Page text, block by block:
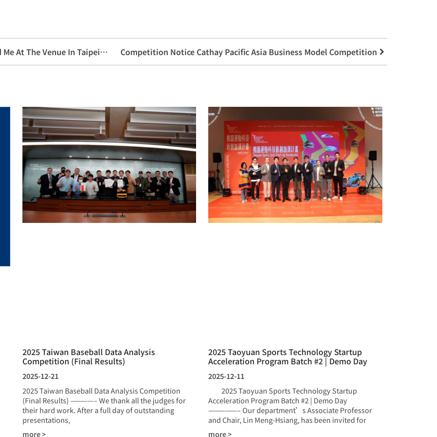
【2022 University Expo】 Welcome To Find Me At The Venue In Taipei And Taichung Competition Notice Cathay Pacific Asia Business Model Competition
2025 Taiwan Baseball Data Analysis
Competition (Final Results)
2025-12-21
2025 Taiwan Baseball Data Analysis Competition
(Final Results) ————– We thank all the judges for
their hard work. After a full day of outstanding
presentations,
more >
2025 Taoyuan Sports Technology Startup
Acceleration Program Batch #2 | Demo Day
2025-12-11
2025 Taoyuan Sports Technology Startup
Acceleration Program Batch #2 | Demo Day
—————– Our department’s Associate Professor
and Chair, Lin Meng-Hsiang, has been invited for
more >